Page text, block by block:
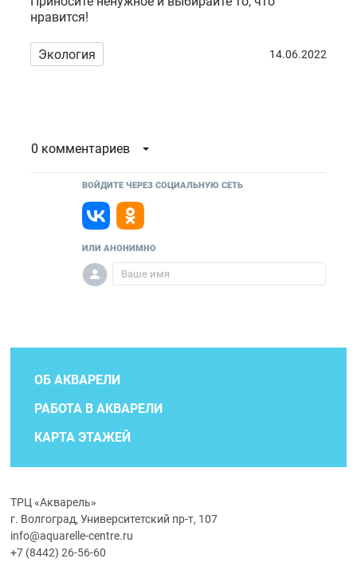
нравится!
Экология 14.06.2022
0 комментариев
ВОЙДИТЕ ЧЕРЕЗ СОЦИАЛЬНУЮ СЕТЬ
ИЛИ АНОНИМНО
ОБ АКВАРЕЛИ
РАБОТА В АКВАРЕЛИ
КАРТА ЭТАЖЕЙ
ТРЦ «Акварель»
г. Волгоград, Университетский пр-т, 107
info@aquarelle-centre.ru
+7 (8442) 26-56-60